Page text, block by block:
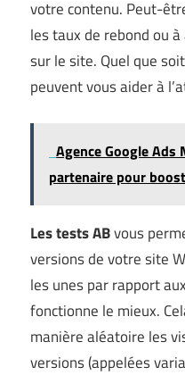
votre contenu. Peut-
les taux de rebond ou
sur le site. Quel que
peuvent vous aider à
Agence Google
partenaire pour
Les tests ABvous
versions de votre site
les unes par rapport
fonctionne le mieux.
manière aléatoire les
versions (appelées